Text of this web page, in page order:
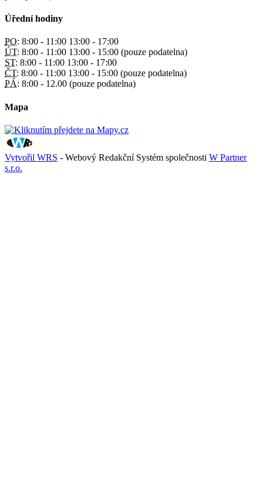
Úřední hodiny
PO: 8:00 - 11:00 13:00 - 17:00
ÚT: 8:00 - 11:00 13:00 - 15:00 (pouze podatelna)
ST: 8:00 - 11:00 13:00 - 17:00
ČT: 8:00 - 11:00 13:00 - 15:00 (pouze podatelna)
PÁ: 8:00 - 12.00 (pouze podatelna)
Mapa
Vytvořil WRS - Webový Redakční Systém společnosti W Partner
s.r.o.